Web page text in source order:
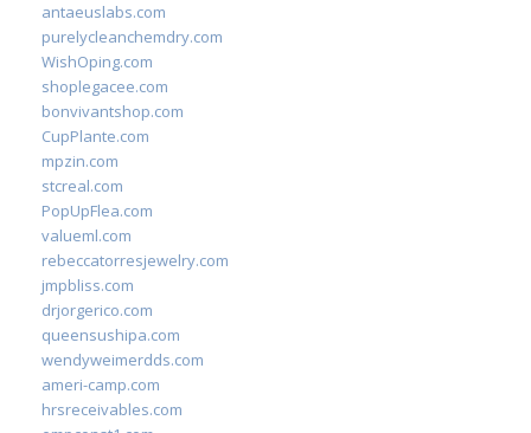
antaeuslabs.com
purelycleanchemdry.com
WishOping.com
shoplegacee.com
bonvivantshop.com
CupPlante.com
mpzin.com
stcreal.com
PopUpFlea.com
valueml.com
rebeccatorresjewelry.com
jmpbliss.com
drjorgerico.com
queensushipa.com
wendyweimerdds.com
ameri-camp.com
hrsreceivables.com